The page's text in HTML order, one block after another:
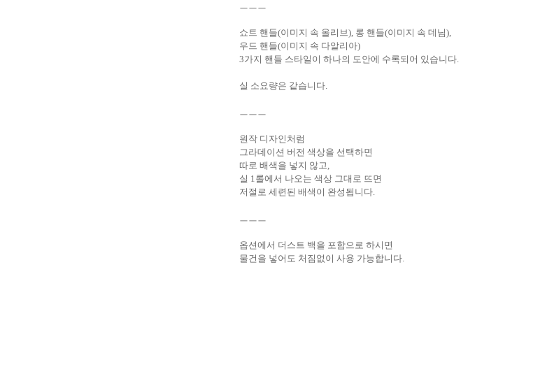
ㅡㅡㅡ
쇼트 핸 들(이미지 속 올리브), 롱 핸들(이미지 속 데님),
우드 핸들(이미지 속 다알리아)
3가지 핸들 스타일이 하나의 도안에 수록되어 있습니다.
실 소요량은 같습니다.
ㅡㅡㅡ
원작 디자인처럼
그라데이션 버전 색상을 선택하면
따로 배색을 넣지 않고,
실 1롤에서 나오는 색상 그대로 뜨면
저절로 세련된 배색이 완성됩니다.
ㅡㅡㅡ
옵션에서 더스트 백을 포함으로 하시면
물건을 넣어도 처짐없이 사용 가능합니다.